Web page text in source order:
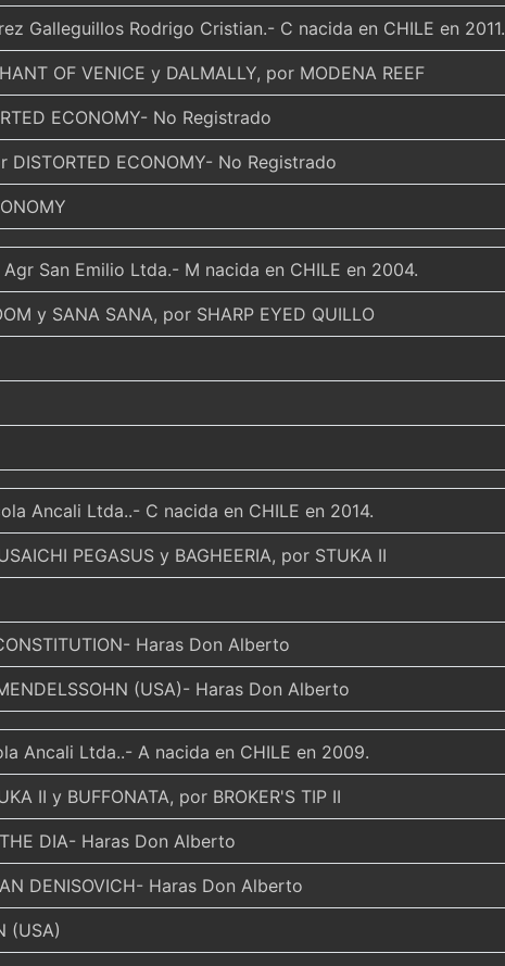
Galleguillos Rodrigo Cristian.- C nacida en CHILE en 2011.
OF VENICE y DALMALLY, por MODENA REEF
ECONOMY- No Registrado
ECONOMY- No Registrado
San Emilio Ltda.- M nacida en CHILE en 2004.
y SANA SANA, por SHARP EYED QUILLO
Ancali Ltda..- C nacida en CHILE en 2014.
PEGASUS y BAGHEERIA, por STUKA II
Haras Don Alberto
(USA)- Haras Don Alberto
Ancali Ltda..- A nacida en CHILE en 2009.
II y BUFFONATA, por BROKER'S TIP II
DIA- Haras Don Alberto
DENISOVICH- Haras Don Alberto
(USA)